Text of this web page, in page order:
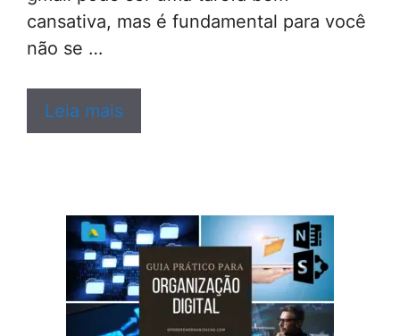
cansativa, mas é fundamental para você
não se …
Leia mais